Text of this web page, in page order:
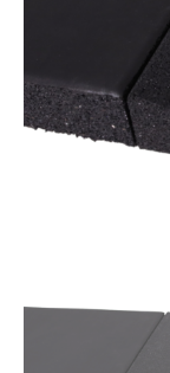
For
DIY
Gym